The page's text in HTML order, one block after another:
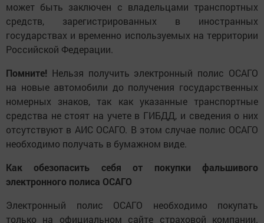
может быть заключен с владельцами транспортных
средств, зарегистрированных в иностранных
государствах и временно используемых на территории
Российской Федерации.
Помните! Нельзя получить электронный полис ОСАГО
на новые автомобили до получения государственных
номерных знаков, так как указанные транспортные
средства не стоят на учете в ГИБДД, и сведения о них
отсутствуют в АИС ОСАГО. В этом случае полис ОСАГО
необходимо получать в бумажном виде.
Как обезопасить себя от покупки фальшивого
электронного полиса ОСАГО
Электронный полис ОСАГО необходимо покупать
только на официальном сайте страховой компании.